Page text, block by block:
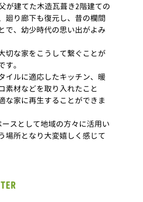
が建てた木造瓦葺き2階建ての
廻り廊下も復元し、昔の欄間
で、幼少時代の思い出がよみ
切な家をこうして繋ぐことが
す。
イルに適応したキッチン、暖
素材などを取り入れたこと
な家に再生することができま
スとして地域の方々に活用い
場所となり大変嬉しく感じて